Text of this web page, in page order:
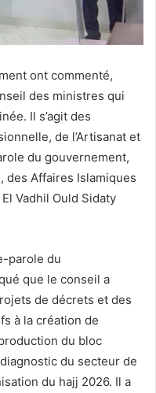
ont commenté,
des ministres qui
Il s’agit des
de l’Artisanat et
du gouvernement,
des Affaires Islamiques
Vadhil Ould Sidaty
parole du
que le conseil a
de décrets et des
à la création de
du bloc
du secteur de
du hajj 2026. Il a